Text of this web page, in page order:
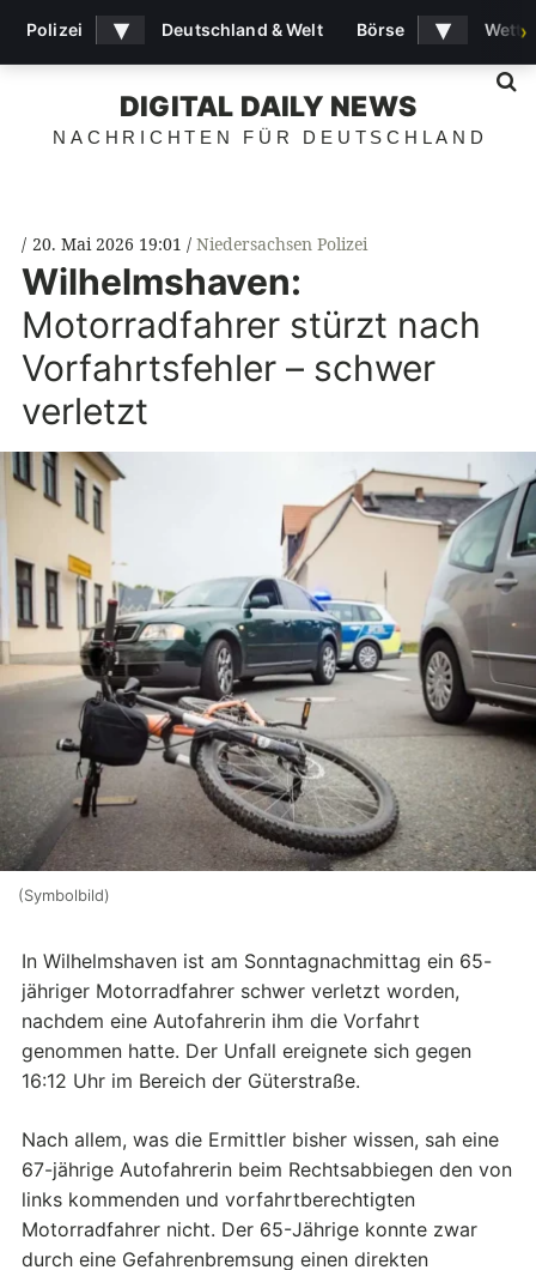
DIGITAL DAILY NEWS
NACHRICHTEN FÜR DEUTSCHLAND
20. Mai 2026 19:01 Niedersachsen Polizei
Wilhelmshaven:
Motorradfahrer stürzt nach
Vorfahrtsfehler – schwer
verletzt
(Symbolbild)
In Wilhelmshaven ist am Sonntagnachmittag ein 65-
jähriger Motorradfahrer schwer verletzt worden,
nachdem eine Autofahrerin ihm die Vorfahrt
genommen hatte. Der Unfall ereignete sich gegen
16:12 Uhr im Bereich der Güterstraße.
Nach allem, was die Ermittler bisher wissen, sah eine
67-jährige Autofahrerin beim Rechtsabbiegen den von
links kommenden und vorfahrtberechtigten
Motorradfahrer nicht. Der 65-Jährige konnte zwar
durch eine Gefahrenbremsung einen direkten
Polizei ▾ Deutschland & Welt Börse ▾ ›